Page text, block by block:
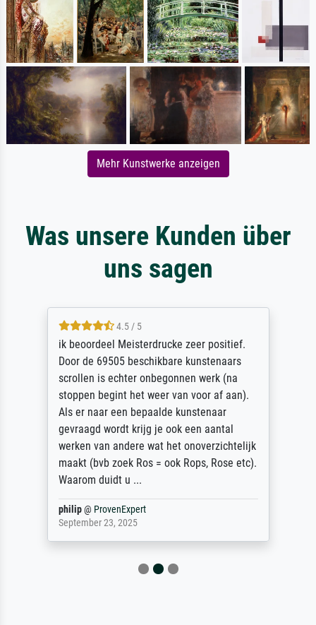
Mehr Kunstwerke anzeigen
Was unsere Kunden über
uns sagen
4.5 / 5
ik beoordeel Meisterdrucke zeer positief.
Door de 69505 beschikbare kunstenaars
scrollen is echter onbegonnen werk (na
stoppen begint het weer van voor af aan).
Als er naar een bepaalde kunstenaar
gevraagd wordt krijg je ook een aantal
werken van andere wat het onoverzichtelijk
maakt (bvb zoek Ros = ook Rops, Rose etc).
Waarom duidt u ...
philip@ ProvenExpert
September 23, 2025